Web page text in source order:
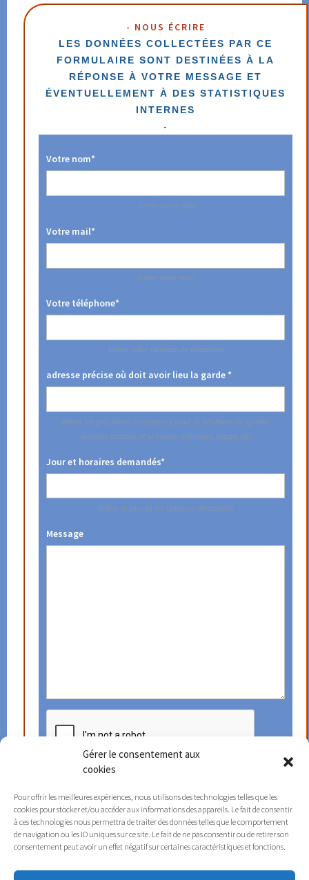
Gérer le consentement aux
cookies
Pour offrir les meilleures expériences, nous utilisons des technologies telles que les
cookies pour stocker et/ou accéder aux informations des appareils. Le fait de consentir
à ces technologies nous permettra de traiter des données telles que le comportement
de navigation ou les ID uniques sur ce site. Le fait de ne pas consentir ou de retirer son
consentement peut avoir un effet négatif sur certaines caractéristiques et fonctions.
NOUS ÉCRIRE
LES DONNÉES COLLECTÉES PAR CE
FORMULAIRE SONT DESTINÉES À LA
RÉPONSE À VOTRE MESSAGE ET
ÉVENTUELLEMENT À DES STATISTIQUES
INTERNES
Votre nom*
Entrer votre nom
Votre mail*
Entrer votre mail
Votre téléphone*
Entrer votre numéro de téléphone
adresse précise où doit avoir lieu la garde *
Entrer les précisions nécessaires pour la bénévole de garde :
adresse postale et si besoin bâtiment, étage, etc
Jour et horaires demandés*
Entrer le jour et les horaires demandés
Message